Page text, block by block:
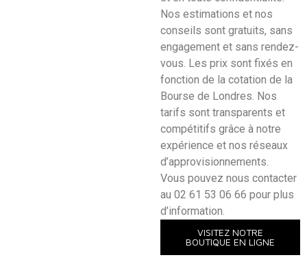
Nos estimations et nos
conseils sont gratuits, sans
engagement et sans rendez-
vous. Les prix sont fixés en
fonction de la cotation de la
Bourse de Londres. Nos
tarifs sont transparents et
compétitifs grâce à notre
expérience et nos réseaux
d’approvisionnements.
Vous pouvez nous contacter
au 02 61 53 06 66 pour plus
d’information.
VISITEZ NOTRE
BOUTIQUE EN LIGNE